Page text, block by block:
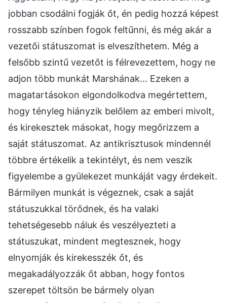
jobban csodálni fogják őt, én pedig hozzá képest
rosszabb színben fogok feltűnni, és még akár a
vezetői státuszomat is elveszíthetem. Még a
felsőbb szintű vezetőt is félrevezettem, hogy ne
adjon több munkát Marshának... Ezeken a
magatartásokon elgondolkodva megértettem,
hogy tényleg hiányzik belőlem az emberi mivolt,
és kirekesztek másokat, hogy megőrizzem a
saját státuszomat. Az antikrisztusok mindennél
többre értékelik a tekintélyt, és nem veszik
figyelembe a gyülekezet munkáját vagy érdekeit.
Bármilyen munkát is végeznek, csak a saját
státuszukkal törődnek, és ha valaki
tehetségesebb náluk és veszélyezteti a
státuszukat, mindent megtesznek, hogy
elnyomják és kirekesszék őt, és
megakadályozzák őt abban, hogy fontos
szerepet töltsön be bármely olyan